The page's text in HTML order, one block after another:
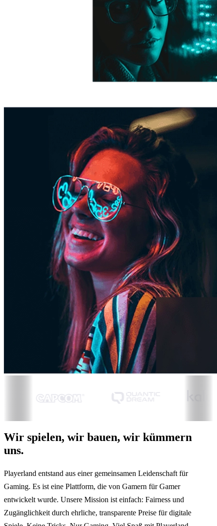
Wir spielen, wir bauen, wir kümmern
uns.
Playerland entstand aus einer gemeinsamen Leidenschaft für
Gaming. Es ist eine Plattform, die von Gamern für Gamer
entwickelt wurde. Unsere Mission ist einfach: Fairness und
Zugänglichkeit durch ehrliche, transparente Preise für digitale